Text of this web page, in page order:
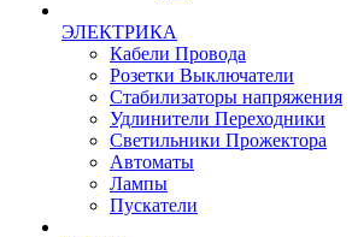
ЭЛЕКТРИКА
Кабели Провода
Розетки Выключатели
Стабилизаторы напряжения
Удлинители Переходники
Светильники Прожектора
Автоматы
Лампы
Пускатели